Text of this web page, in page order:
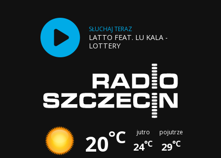
SŁUCHAJ TERAZ
LATTO FEAT. LU KALA -
LOTTERY
20°C jutro
24°C
pojutrze
29°C